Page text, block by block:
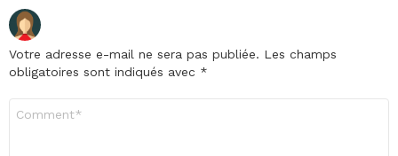
Votre adresse e-mail ne sera pas publiée. Les champs
obligatoires sont indiqués avec *